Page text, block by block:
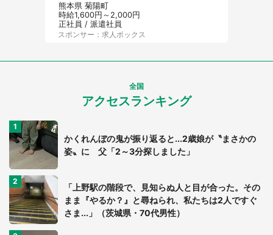
熊本県 菊陽町
時給1,600円～2,000円
正社員 / 派遣社員
スポンサー：求人ボックス
全国
アクセスランキング
かくれんぼの鬼が振り返ると...2歳娘が〝まさかの
姿〟に 父「2～3分探しました」
「上野駅の階段で、見知らぬ人と目が合った。その
まま『やるか？』と尋ねられ、私たちは2人ですぐ
さま...」（茨城県・70代男性）